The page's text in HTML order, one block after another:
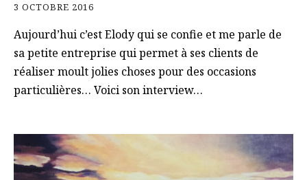
3 OCTOBRE 2016
Aujourd’hui c’est Elody qui se confie et me parle de
sa petite entreprise qui permet à ses clients de
réaliser moult jolies choses pour des occasions
particulières… Voici son interview…